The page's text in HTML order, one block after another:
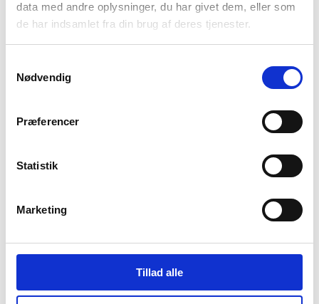
data med andre oplysninger, du har givet dem, eller som
de har indsamlet fra din brug af deres tjenester.
Nødvendig
Præferencer
Statistik
Marketing
Tillad alle
Resultat i 1000 DKK 2025-12 2024-12
181
137
Resultat før skat 137
Anlægsaktiver 38
Omsætningsaktiver 159 568
Hensatte forpligtelser - -